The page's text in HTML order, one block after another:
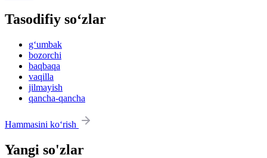
Tasodifiy so‘zlar
g‘umbak
bozorchi
baqbaqa
vaqilla
jilmayish
qancha-qancha
Hammasini ko‘rish
Yangi so'zlar